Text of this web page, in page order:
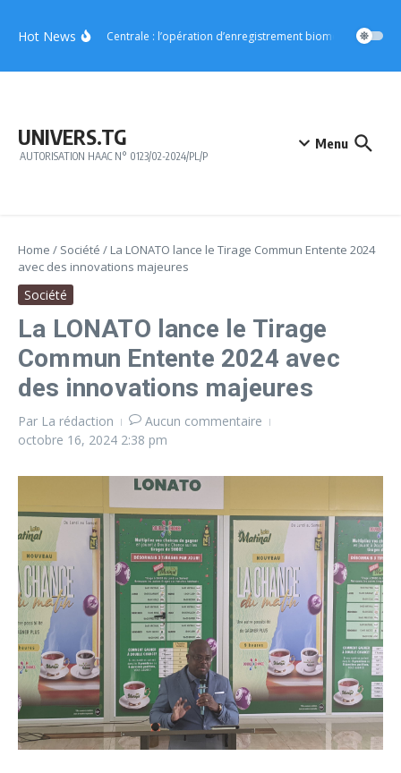
Hot NewsRégion Centrale : l’opération d’enregistrement biométrique
UNIVERS.TG
AUTORISATION HAAC N° 0123/02-2024/PL/P
Menu
Home / Société / La LONATO lance le Tirage Commun Entente 2024
avec des innovations majeures
Société
La LONATO lance le Tirage
Commun Entente 2024 avec
des innovations majeures
Par La rédaction
Aucun commentaire
octobre 16, 2024 2:38 pm